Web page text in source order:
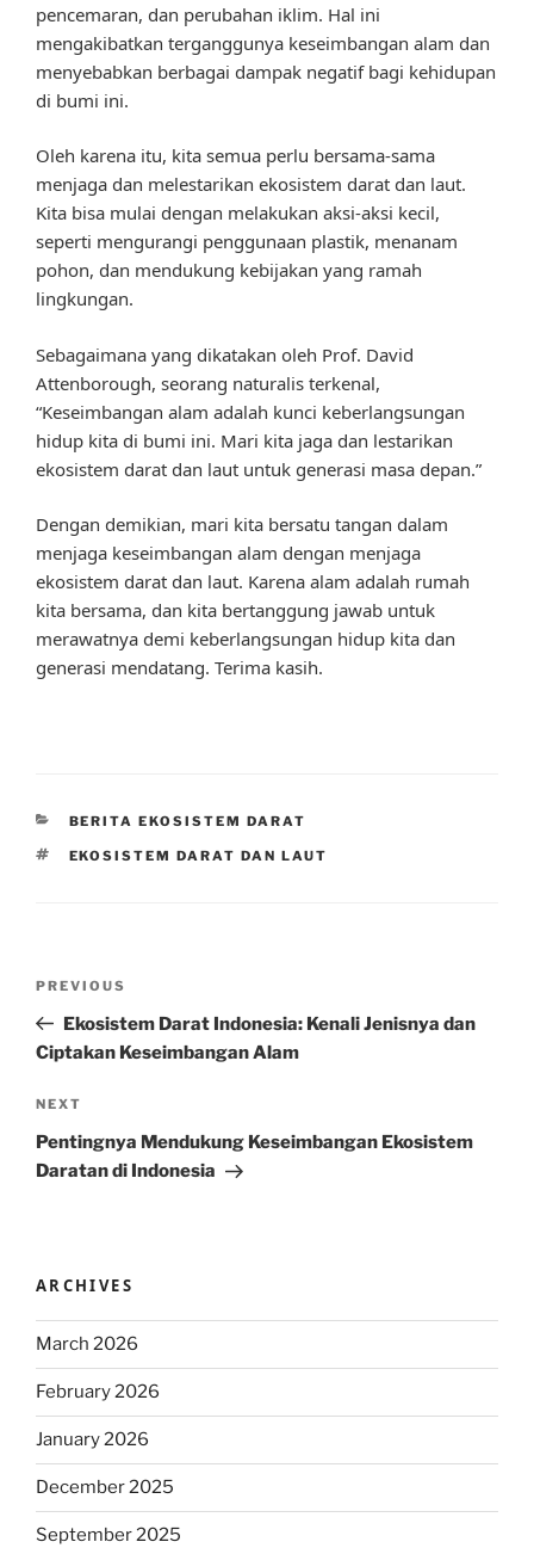
pencemaran, dan perubahan iklim. Hal ini
mengakibatkan terganggunya keseimbangan alam dan
menyebabkan berbagai dampak negatif bagi kehidupan
di bumi ini.
Oleh karena itu, kita semua perlu bersama-sama
menjaga dan melestarikan ekosistem darat dan laut.
Kita bisa mulai dengan melakukan aksi-aksi kecil,
seperti mengurangi penggunaan plastik, menanam
pohon, dan mendukung kebijakan yang ramah
lingkungan.
Sebagaimana yang dikatakan oleh Prof. David
Attenborough, seorang naturalis terkenal,
“Keseimbangan alam adalah kunci keberlangsungan
hidup kita di bumi ini. Mari kita jaga dan lestarikan
ekosistem darat dan laut untuk generasi masa depan.”
Dengan demikian, mari kita bersatu tangan dalam
menjaga keseimbangan alam dengan menjaga
ekosistem darat dan laut. Karena alam adalah rumah
kita bersama, dan kita bertanggung jawab untuk
merawatnya demi keberlangsungan hidup kita dan
generasi mendatang. Terima kasih.
CATEGORIES
BERITA EKOSISTEM DARAT
TAGS
EKOSISTEM DARAT DAN LAUT
Previous
Post
PREVIOUS
Ekosistem Darat Indonesia: Kenali Jenisnya dan
Ciptakan Keseimbangan Alam
Next
Post
NEXT
Pentingnya Mendukung Keseimbangan Ekosistem
Daratan di Indonesia
ARCHIVES
March 2026
February 2026
January 2026
December 2025
September 2025